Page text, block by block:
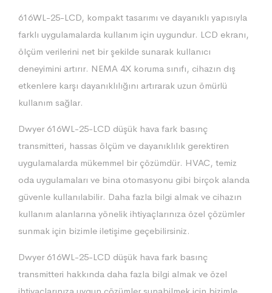
616WL-25-LCD, kompakt tasarımı ve dayanıklı yapısıyla
farklı uygulamalarda kullanım için uygundur. LCD ekranı,
ölçüm verilerini net bir şekilde sunarak kullanıcı
deneyimini artırır. NEMA 4X koruma sınıfı, cihazın dış
etkenlere karşı dayanıklılığını artırarak uzun ömürlü
kullanım sağlar.
Dwyer 616WL-25-LCD düşük hava fark basınç
transmitteri, hassas ölçüm ve dayanıklılık gerektiren
uygulamalarda mükemmel bir çözümdür. HVAC, temiz
oda uygulamaları ve bina otomasyonu gibi birçok alanda
güvenle kullanılabilir. Daha fazla bilgi almak ve cihazın
kullanım alanlarına yönelik ihtiyaçlarınıza özel çözümler
sunmak için bizimle iletişime geçebilirsiniz.
Dwyer 616WL-25-LCD düşük hava fark basınç
transmitteri hakkında daha fazla bilgi almak ve özel
ihtiyaçlarınıza uygun çözümler sunabilmek için bizimle